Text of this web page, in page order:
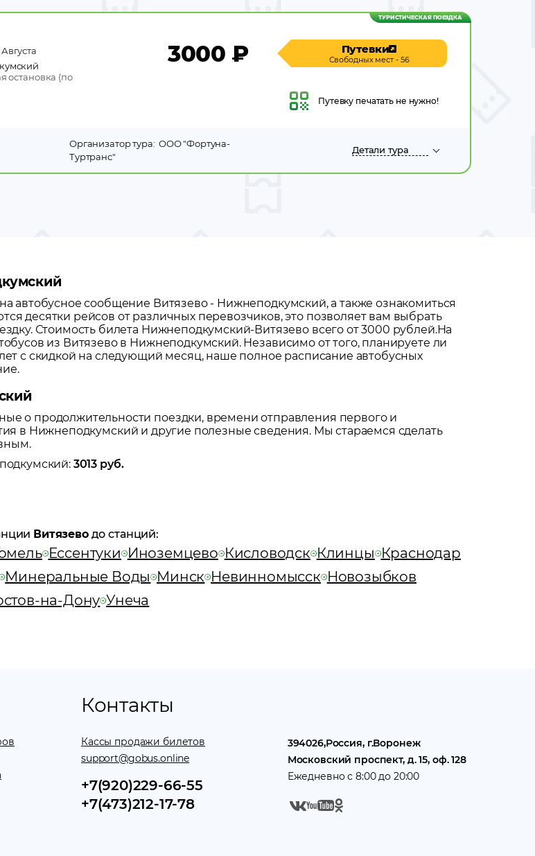
ТУРИСТИЧЕСКАЯ ПОЕЗДКА
остановка (по
3000 ₽ Путевки
Свободных мест - 56
Путевку печатать не нужно!
Организатор тура: ООО "Фортуна-
Туртранс"
Деталитура
автобусное сообщение Витязево- Нижнеподкумский, а также ознакомиться
десятки рейсов от различных перевозчиков, это позволяет вам выбрать
Стоимость билета Нижнеподкумский-Витязево всего от 3000 рублей.На
из Витязевов Нижнеподкумский. Независимо от того, планируете ли
с скидкой на следующий месяц, наше полное расписание автобусных
о продолжительности поездки, времени отправления первого и
в Нижнеподкумский и другие полезные сведения. Мы стараемся сделать
: 3013 руб.
Витязеводо станций:
Ессентуки Иноземцево Кисловодск Клинцы Краснодар
Минеральные Воды Минск Невинномысск Новозыбков
на-Дону Унеча
Контакты
Кассы продажи билетов
support@gobus.online
+7(920)229-66-55
+7(473)212-17-78
394026,Россия, г.Воронеж
Московский проспект, д. 15, оф. 128
Ежедневно с 8:00 до 20:00